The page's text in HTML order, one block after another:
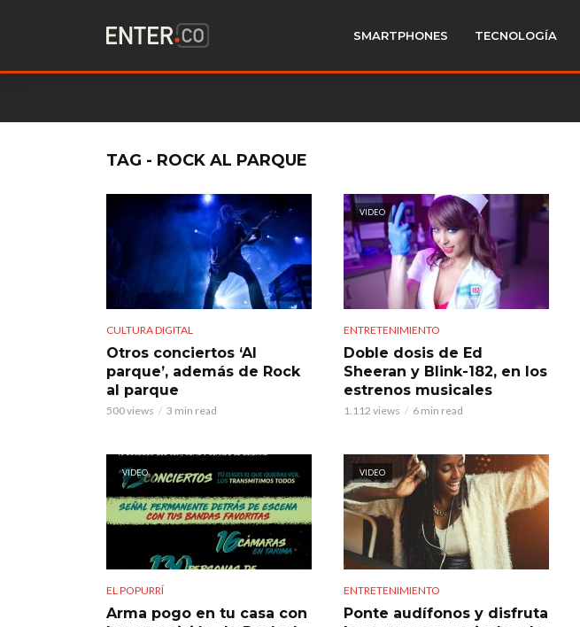
SMARTPHONES TECNOLOGÍA
TAG - ROCK AL PARQUE
CULTURA DIGITAL
Otros conciertos ‘Al
parque’, además de Rock
al parque
500 views 3 min read
VIDEO
ENTRETENIMIENTO
Doble dosis de Ed
Sheeran y Blink-182, en los
estrenos musicales
1.112 views 6 min read
VIDEO
EL POPURRÍ
Arma pogo en tu casa con
VIDEO
ENTRETENIMIENTO
Ponte audífonos y disfruta